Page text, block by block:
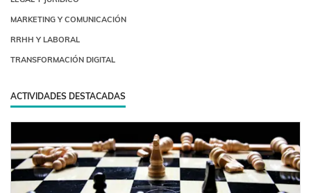
MARKETING Y COMUNICACIÓN
RRHH Y LABORAL
TRANSFORMACIÓN DIGITAL
ACTIVIDADES DESTACADAS